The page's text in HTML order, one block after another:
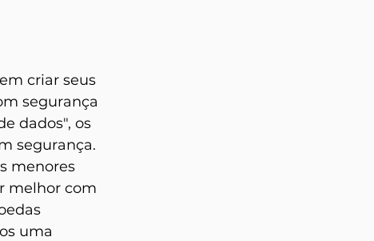
criar seus
segurança
dados", os
segurança.
menores
melhor com
uma